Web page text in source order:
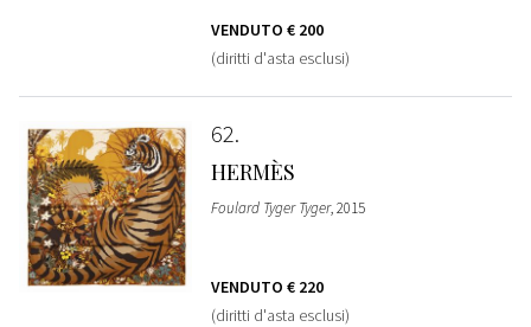
VENDUTO € 200
(diritti d'asta esclusi)
62
HERMÈS
Foulard Tyger Tyger, 2015
VENDUTO € 220
(diritti d'asta esclusi)